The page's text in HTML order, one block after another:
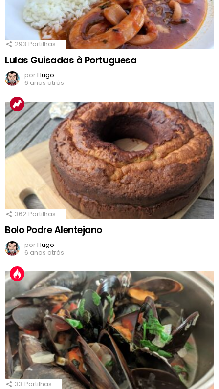
293 Partilhas
Lulas Guisadas à Portuguesa
porHugo
6 anos atrás
362 Partilhas
Bolo Podre Alentejano
porHugo
6 anos atrás
33 Partilhas